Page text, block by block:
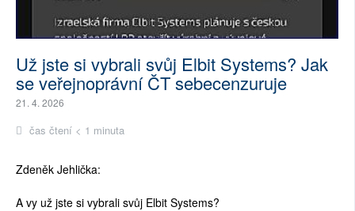
Už jste si vybrali svůj Elbit Systems? Jak
se veřejnoprávní ČT sebecenzuruje
21. 4. 2026
čas čtení < 1 minuta
Zdeněk Jehlička:
A vy už jste si vybrali svůj Elbit Systems?